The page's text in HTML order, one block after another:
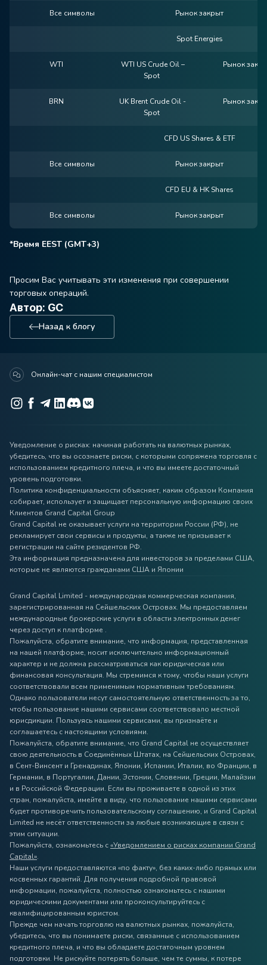
Все символы Рынок закрыт
Spot Energies
WTI
WTI US Crude Oil –
Spot
Рынок
BRN
UK Brent Crude Oil -
Spot
Рынок
CFD US Shares & ETF
Все символы Рынок закрыт
CFD EU & HK Shares
Все символы Рынок закрыт
*Время EEST (GMT+3)
Просим Вас учитывать эти изменения при совершении
торговых операций.
Автор: GC
Назад к блогу
Онлайн-чат с нашим специалистом
Уведомление о рисках: начиная работать на валютных рынках,
убедитесь, что вы осознаете риски, с которыми сопряжена торговля с
использованием кредитного плеча, и что вы имеете достаточный
уровень подготовки.
Политика конфиденциальности объясняет, каким образом Компания
собирает, использует и защищает персональную информацию своих
Клиентов Grand Capital Group
Grand Capital не оказывает услуги на территории России (РФ), не
рекламирует свои сервисы и продукты, а также не призывает к
регистрации на сайте резидентов РФ.
Эта информация предназначена для инвесторов за пределами США,
которые не являются гражданами США и Японии
Grand Capital Limited - международная коммерческая компания,
зарегистрированная на Сейшельских Островах. Мы предоставляем
международные брокерские услуги в области электронных денег
через доступ к платформе .
Пожалуйста, обратите внимание, что информация, представленная
на нашей платформе, носит исключительно информационный
характер и не должна рассматриваться как юридическая или
финансовая консультация. Мы стремимся к тому, чтобы наши услуги
соответствовали всем применимым нормативным требованиям.
Однако пользователи несут самостоятельную ответственность за то,
чтобы пользование нашими сервисами соответствовало местной
юрисдикции. Пользуясь нашими сервисами, вы признаёте и
соглашаетесь с настоящими условиями.
Пожалуйста, обратите внимание, что Grand Capital не осуществляет
свою деятельность в Соединённых Штатах, на Сейшельских Островах,
в Сент-Винсент и Гренадинах, Японии, Испании, Италии, во Франции, в
Германии, в Португалии, Дании, Эстонии, Словении, Греции, Малайзии
и в Российской Федерации. Если вы проживаете в одной из этих
стран, пожалуйста, имейте в виду, что пользование нашими сервисами
будет противоречить пользовательскому соглашению, и Grand Capital
Limited не несёт ответственности за любые возникающие в связи с
этим ситуации.
Пожалуйста, ознакомьтесь с«Уведомлением о рисках компании Grand
Capital».
Наши услуги предоставляются «по факту», без каких-либо прямых или
косвенных гарантий. Для получения подробной правовой
информации, пожалуйста, полностью ознакомьтесь с нашими
юридическими документами или проконсультируйтесь с
квалифицированным юристом.
Прежде чем начать торговлю на валютных рынках, пожалуйста,
убедитесь, что вы понимаете риски, связанные с использованием
кредитного плеча, и что вы обладаете достаточным уровнем
подготовки. Не рискуйте потерять больше, чем те суммы, к потере